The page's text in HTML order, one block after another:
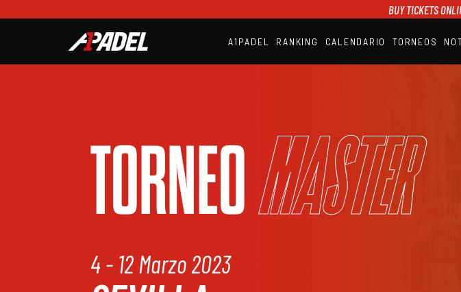
BUY TICKETS
A1PADEL RANKING CALENDARIO TORNEOS
TORNEOMaster
4 - 12 Marzo 2023